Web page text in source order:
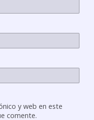
y web en este
comente.